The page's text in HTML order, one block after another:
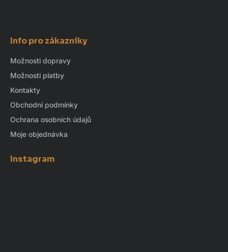
Info pro zákazníky
Možnosti dopravy
Možnosti platby
Kontakty
Obchodní podmínky
Ochrana osobních údajů
Moje objednávka
Instagram